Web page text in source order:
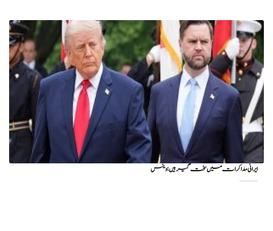
ایرانی مذاکرات میں سخت گیر ہیں: وینس